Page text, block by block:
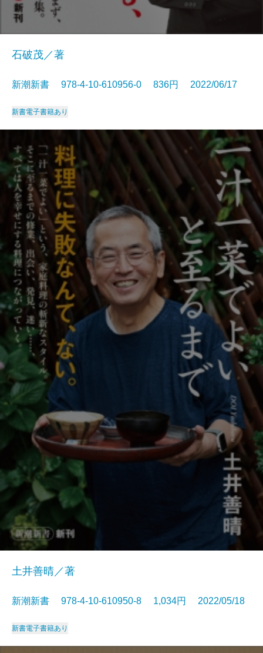
石破茂／著
新潮新書 978-4-10-610956-0 836円 2022/06/17
新書電子書籍あり
土井善晴／著
新潮新書 978-4-10-610950-8 1,034円 2022/05/18
新書電子書籍あり